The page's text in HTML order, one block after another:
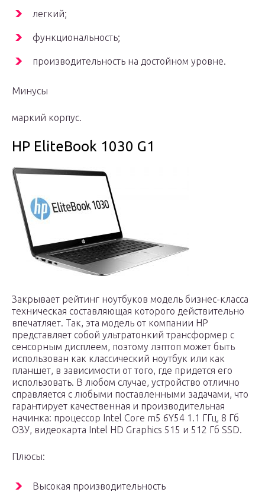
легкий;
функциональность;
производительность на достойном уровне.
Минусы
маркий корпус.
HP EliteBook 1030 G1
Закрывает рейтинг ноутбуков модель бизнес-класса
техническая составляющая которого действительно
впечатляет. Так, эта модель от компании HP
представляет собой ультратонкий трансформер с
сенсорным дисплеем, поэтому лэптоп может быть
использован как классический ноутбук или как
планшет, в зависимости от того, где придется его
использовать. В любом случае, устройство отлично
справляется с любыми поставленными задачами, что
гарантирует качественная и производительная
начинка: процессор Intel Core m5 6Y54 1.1 ГГц, 8 Гб
ОЗУ, видеокарта Intel HD Graphics 515 и 512 Гб SSD.
Плюсы:
Высокая производительность